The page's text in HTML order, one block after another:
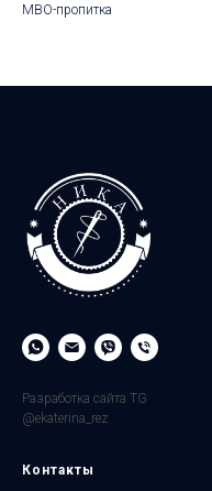
МВО-пропитка
Разработка сайта TG
@ekaterina_rez
Контакты